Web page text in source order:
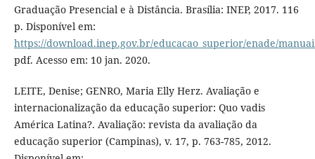
Graduação Presencial e à Distância. Brasília: INEP, 2017. 116
p. Disponível em:
https://download.inep.gov.br/educacao_superior/enade/
pdf. Acesso em: 10 jan. 2020.
LEITE, Denise; GENRO, Maria Elly Herz. Avaliação e
internacionalização da educação superior: Quo vadis
América Latina?. Avaliação: revista da avaliação da
educação superior (Campinas), v. 17, p. 763-785, 2012.